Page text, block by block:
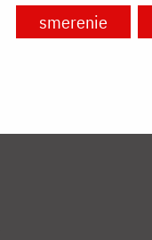
smerenie